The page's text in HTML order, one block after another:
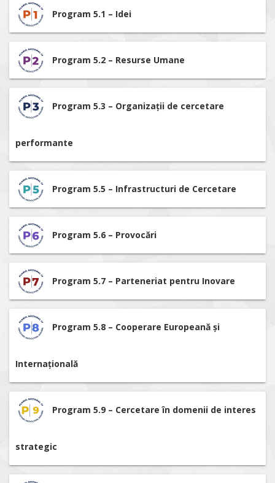
Program 5.1 – Idei
Program 5.2 – Resurse Umane
Program 5.3 – Organizații de cercetare
performante
Program 5.5 – Infrastructuri de Cercetare
Program 5.6 – Provocări
Program 5.7 – Parteneriat pentru Inovare
Program 5.8 – Cooperare Europeană și
Internațională
Program 5.9 – Cercetare în domenii de interes
strategic